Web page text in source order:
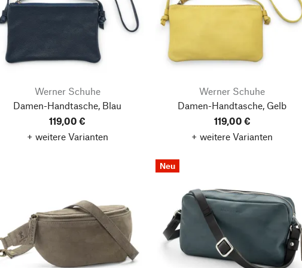
Werner Schuhe
Damen-Handtasche, Blau
119,00 €
+ weitere Varianten
Werner Schuhe
Damen-Handtasche, Gelb
119,00 €
+ weitere Varianten
Neu